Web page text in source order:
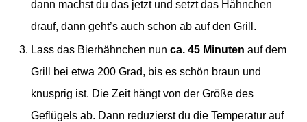
dann machst du das jetzt und setzt das Hähnchen
drauf, dann geht’s auch schon ab auf den Grill.
Lass das Bierhähnchen nun ca. 45 Minuten auf dem
Grill bei etwa 200 Grad, bis es schön braun und
knusprig ist. Die Zeit hängt von der Größe des
Geflügels ab. Dann reduzierst du die Temperatur auf